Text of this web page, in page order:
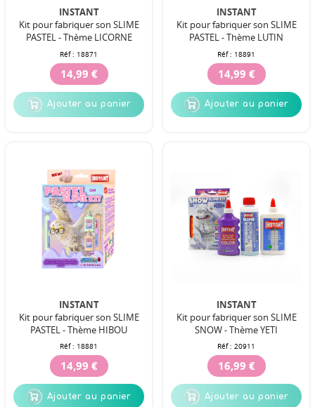
INSTANT
Kit pour fabriquer son SLIME
PASTEL - Thème LICORNE
Réf : 18871
14,99 €
Ajouter au panier
INSTANT
Kit pour fabriquer son SLIME
PASTEL - Thème LUTIN
Réf : 18891
14,99 €
Ajouter au panier
INSTANT
Kit pour fabriquer son SLIME
PASTEL - Thème HIBOU
Réf : 18881
14,99 €
Ajouter au panier
INSTANT
Kit pour fabriquer son SLIME
SNOW - Thème YETI
Réf : 20911
16,99 €
Ajouter au panier